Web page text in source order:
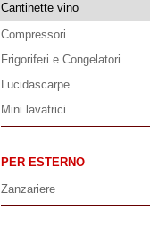
Cantinette vino
Compressori
Frigoriferi e Congelatori
Lucidascarpe
Mini lavatrici
PER ESTERNO
Zanzariere